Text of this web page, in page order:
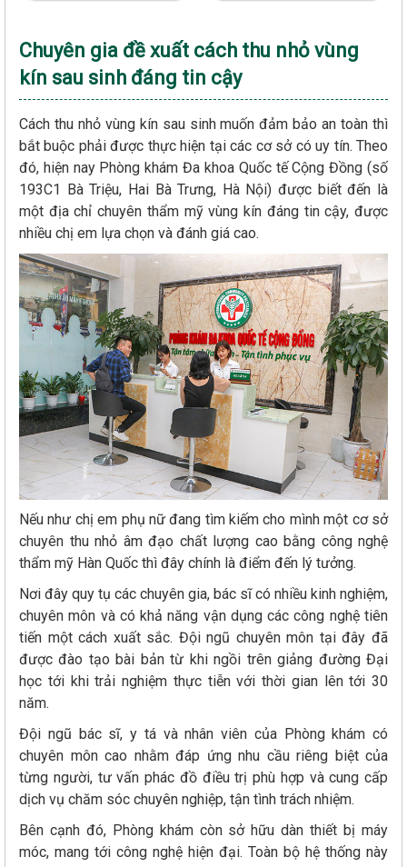
Chuyên gia đề xuất cách thu nhỏ vùng
kín sau sinh đáng tin cậy
Cách thu nhỏ vùng kín sau sinh muốn đảm bảo an toàn thì
bắt buộc phải được thực hiện tại các cơ sở có uy tín. Theo
đó, hiện nay Phòng khám Đa khoa Quốc tế Cộng Đồng (số
193C1 Bà Triệu, Hai Bà Trưng, Hà Nội) được biết đến là
một địa chỉ chuyên thẩm mỹ vùng kín đáng tin cậy, được
nhiều chị em lựa chọn và đánh giá cao.
Nếu như chị em phụ nữ đang tìm kiếm cho mình một cơ sở
chuyên thu nhỏ âm đạo chất lượng cao bằng công nghệ
thẩm mỹ Hàn Quốc thì đây chính là điểm đến lý tưởng.
Nơi đây quy tụ các chuyên gia, bác sĩ có nhiều kinh nghiệm,
chuyên môn và có khả năng vận dụng các công nghệ tiên
tiến một cách xuất sắc. Đội ngũ chuyên môn tại đây đã
được đào tạo bài bản từ khi ngồi trên giảng đường Đại
học tới khi trải nghiệm thực tiễn với thời gian lên tới 30
năm.
Đội ngũ bác sĩ, y tá và nhân viên của Phòng khám có
chuyên môn cao nhằm đáp ứng nhu cầu riêng biệt của
từng người, tư vấn phác đồ điều trị phù hợp và cung cấp
dịch vụ chăm sóc chuyên nghiệp, tận tình trách nhiệm.
Bên cạnh đó, Phòng khám còn sở hữu dàn thiết bị máy
móc, mang tới công nghệ hiện đại. Toàn bộ hệ thống này